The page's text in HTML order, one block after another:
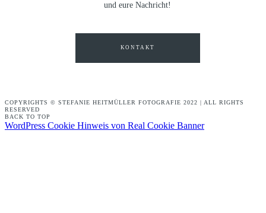
und eure Nachricht!
KONTAKT
COPYRIGHTS © STEFANIE HEITMÜLLER FOTOGRAFIE 2022 | ALL RIGHTS
RESERVED
BACK TO TOP
WordPress Cookie Hinweis von Real Cookie Banner